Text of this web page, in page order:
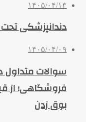
۱۴۰۵/۰۴/۱۳
دندانپزشکی
۱۴۰۵/۰۴/۰۹
سوالات متداول
فروشگاهی؛ از
بوق زدن